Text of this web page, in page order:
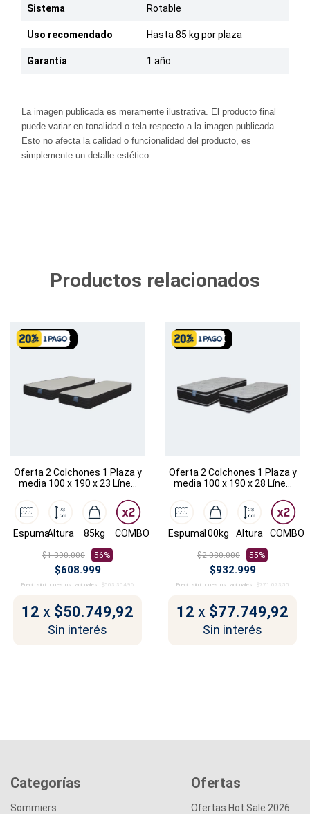
Sistema Rotable
Uso recomendado Hasta 85 kg por plaza
Garantía 1 año
La imagen publicada es meramente ilustrativa. El producto final
puede variar en tonalidad o tela respecto a la imagen publicada.
Esto no afecta la calidad o funcionalidad del producto, es
simplemente un detalle estético.
Productos relacionados
SIN STOCK
Oferta 2 Colchones 1 Plaza y
media 100 x 190 x 23 Línea
EspumaAltura 85kg COMBO
$1.390.000 56%
$608.999
Precio sin impuestos nacionales: $503.304,96
12 x $50.749,92
Sin interés
SIN STOCK
Oferta 2 Colchones 1 Plaza y
media 100 x 190 x 28 Línea
Espuma100kg Altura COMBO
$2.080.000 55%
$932.999
Precio sin impuestos nacionales: $771.073,55
12 x $77.749,92
Sin interés
Categorías
Sommiers
Ofertas
Ofertas Hot Sale 2026